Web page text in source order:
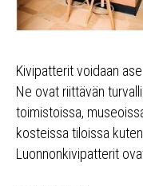
Kivipatterit voidaan
Ne ovat riittävän
toimistoissa,
kosteissa tiloissa
Luonnonkivipatterit